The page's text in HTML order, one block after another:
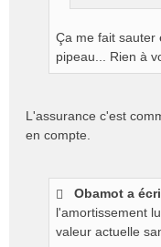
Ça me fait sauter
pipeau... Rien à
L'assurance c'est
en compte.
Obamot a
l'amortissement
valeur actuelle